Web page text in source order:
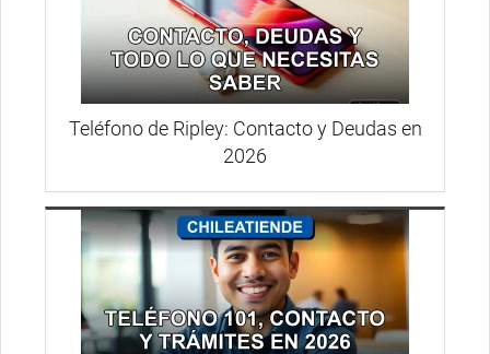
Teléfono de Ripley: Contacto y Deudas en
2026